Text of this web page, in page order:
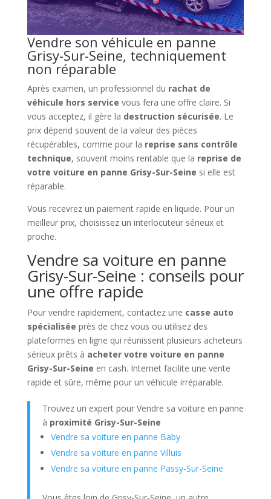
Vendre son véhicule en panne
Grisy-Sur-Seine, techniquement
non réparable
Après examen, un professionnel du rachat de
véhicule hors service vous fera une offre claire. Si
vous acceptez, il gère la destruction sécurisée. Le
prix dépend souvent de la valeur des pièces
récupérables, comme pour la reprise sans contrôle
technique, souvent moins rentable que la reprise de
votre voiture en panne Grisy-Sur-Seine si elle est
réparable.
Vous recevrez un paiement rapide en liquide. Pour un
meilleur prix, choisissez un interlocuteur sérieux et
proche.
Vendre sa voiture en panne
Grisy-Sur-Seine : conseils pour
une offre rapide
Pour vendre rapidement, contactez une casse auto
spécialisée près de chez vous ou utilisez des
plateformes en ligne qui réunissent plusieurs acheteurs
sérieux prêts à acheter votre voiture en panne
Grisy-Sur-Seine en cash. Internet facilite une vente
rapide et sûre, même pour un véhicule irréparable.
Trouvez un expert pour Vendre sa voiture en panne
à proximité Grisy-Sur-Seine
Vendre sa voiture en panne Baby
Vendre sa voiture en panne Villuis
Vendre sa voiture en panne Passy-Sur-Seine